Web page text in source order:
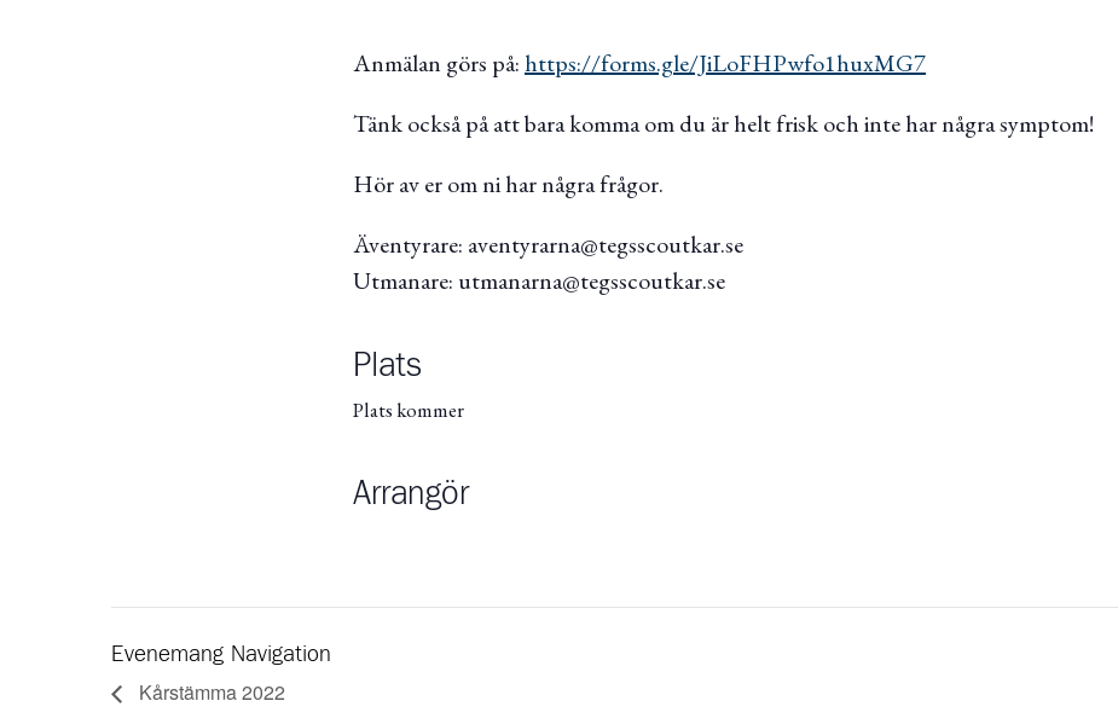
Anmälan görs på:https://forms.gle/JiLoFHPwfo1huxMG7
Tänk också på att bara komma om du är helt frisk och inte har några symptom!
Hör av er om ni har några frågor.
Äventyrare: aventyrarna@tegsscoutkar.se
Utmanare: utmanarna@tegsscoutkar.se
Plats
Plats kommer
Arrangör
Evenemang Navigation
Kårstämma 2022